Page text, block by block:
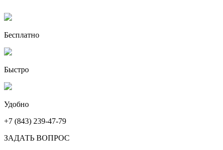
Бесплатно
Быстро
Удобно
+7 (843) 239-47-79
ЗАДАТЬ ВОПРОС